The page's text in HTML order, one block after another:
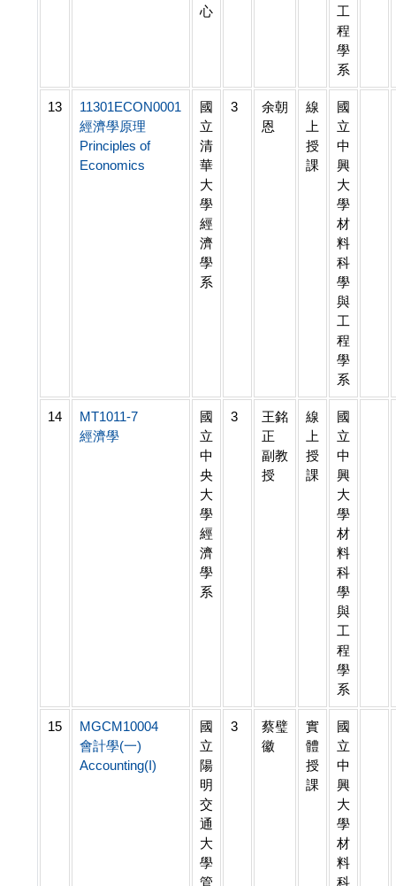
心
工
程
學
系
13
11301ECON0001
經濟學原理
Principles of
Economics
國
立
清
華
大
學
經
濟
學
系
3
余朝
恩
線
上
授
課
國
立
中
興
大
學
材
料
科
學
與
工
程
學
系
14
MT1011-7
經濟學
國
立
中
央
大
學
經
濟
學
系
3
王銘
正
副教
授
線
上
授
課
國
立
中
興
大
學
材
料
科
學
與
工
程
學
系
15
MGCM10004
會計學(一)
Accounting(I)
國
立
陽
明
交
通
大
學
管
3
蔡璧
徽
實
體
授
課
國
立
中
興
大
學
材
料
科